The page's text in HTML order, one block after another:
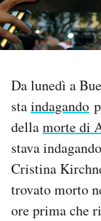
NEWSLETTER
SHOP
AREA
Da lunedì a
staindagando
dellamorte di
stava
Cristina
trovato morto
ore prima che